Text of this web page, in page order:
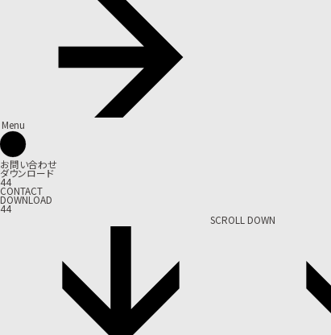
Menu
お問い合わせ
ダウンロード
44
CONTACT
DOWNLOAD
44
SCROLL DOWN